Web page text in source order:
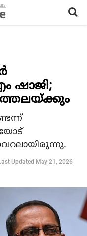
ഷാജി;
Updated May 21, 2026